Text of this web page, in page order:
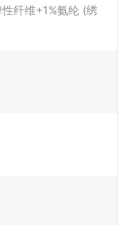
纤维+1%氨纶 (绣